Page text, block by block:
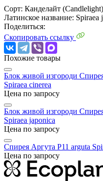
Сорт: Канделайт (Candlelight)
Латинское название: Spiraea
Поделиться:
Скопировать ссылку
Похожие товары
Блок живой изгороди
Spiraea cinerea
Цена по запросу
Блок живой изгороди
Spiraea japonica
Цена по запросу
Спирея Аргута P11 arguta
Цена по запросу